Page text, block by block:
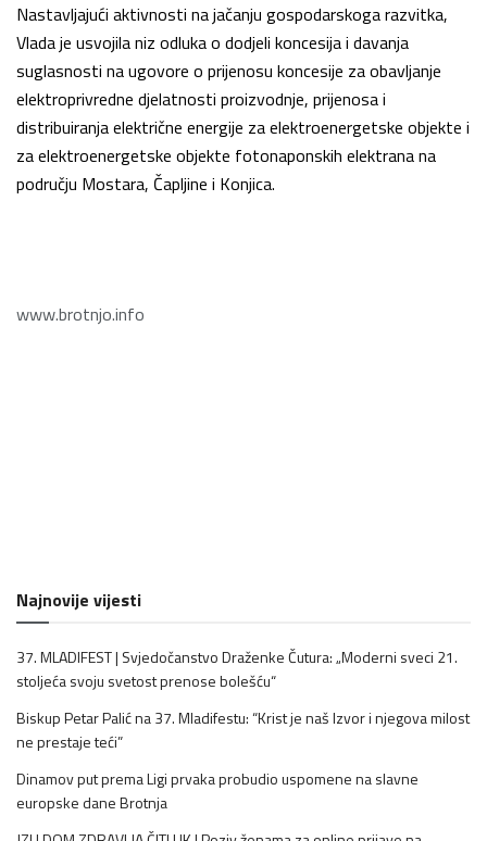
Nastavljajući aktivnosti na jačanju gospodarskoga razvitka,
Vlada je usvojila niz odluka o dodjeli koncesija i davanja
suglasnosti na ugovore o prijenosu koncesije za obavljanje
elektroprivredne djelatnosti proizvodnje, prijenosa i
distribuiranja električne energije za elektroenergetske objekte i
za elektroenergetske objekte fotonaponskih elektrana na
području Mostara, Čapljine i Konjica.
www.brotnjo.info
Najnovije vijesti
37. MLADIFEST | Svjedočanstvo Draženke Čutura: „Moderni sveci 21.
stoljeća svoju svetost prenose bolešću“
Biskup Petar Palić na 37. Mladifestu: “Krist je naš Izvor i njegova milost
ne prestaje teći”
Dinamov put prema Ligi prvaka probudio uspomene na slavne
europske dane Brotnja